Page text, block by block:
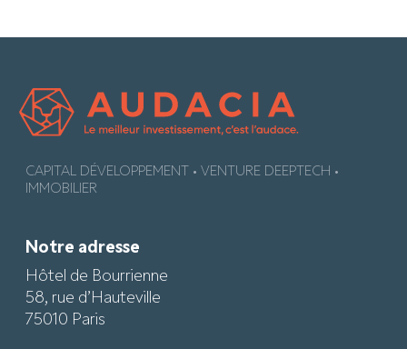
CAPITAL DÉVELOPPEMENT • VENTURE DEEPTECH •
IMMOBILIER
Notre adresse
Hôtel de Bourrienne
58, rue d’Hauteville
75010 Paris